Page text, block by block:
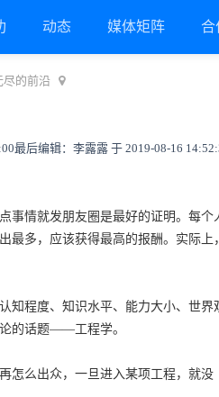
动态 媒体矩阵 合
尽的前沿
最后编辑：李露露 于 2019-08-16
事情就发朋友圈是最好的证明。每
最多，应该获得最高的报酬。实际
知程度、知识水平、能力大小、世
的话题——工程学。
怎么出众，一旦进入某项工程，就没